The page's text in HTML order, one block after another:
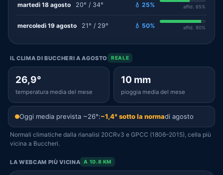
martedì 18 agosto 20° / 34° 💧 25% affid. 65%
mercoledì 19 agosto 21° / 29° 💧 50% affid. 90%
IL CLIMA DI BUCCHERI A AGOSTO REALE
26,9°
temperatura media del mese
10 mm
pioggia media del mese
Oggi media prevista ~26°:−1,4° sotto la normadi agosto
Normali climatiche dalla rianalisi 20CRv3 e GPCC (1806–2015), cella più
vicina a Buccheri.
LA WEBCAM PIÙ VICINA A 10.8 KM